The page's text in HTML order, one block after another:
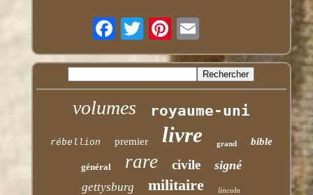
volumes royaume-uni
rébellion premier livre grand bible
général rare civile signé
gettysburg militaire lincoln